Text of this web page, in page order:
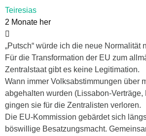
Teiresias
2 Monate her
„Putsch“ würde ich die neue Normalität
Für die Transformation der EU zum
Zentralstaat gibt es keine Legitimation.
Wann immer Volksabstimmungen über
abgehalten wurden (Lissabon-Verträge,
gingen sie für die Zentralisten verloren.
Die EU-Kommission gebärdet sich
böswillige Besatzungsmacht.